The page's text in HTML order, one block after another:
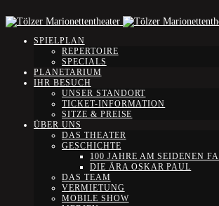
SPIELPLAN
REPERTOIRE
SPECIALS
PLANETARIUM
IHR BESUCH
UNSER STANDORT
TICKET-INFORMATION
SITZE & PREISE
ÜBER UNS
DAS THEATER
GESCHICHTE
100 JAHRE AM SEIDENEN
DIE ÄRA OSKAR PAUL
DAS TEAM
VERMIETUNG
MOBILE SHOW